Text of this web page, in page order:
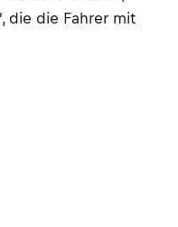
die die Fahrer mit